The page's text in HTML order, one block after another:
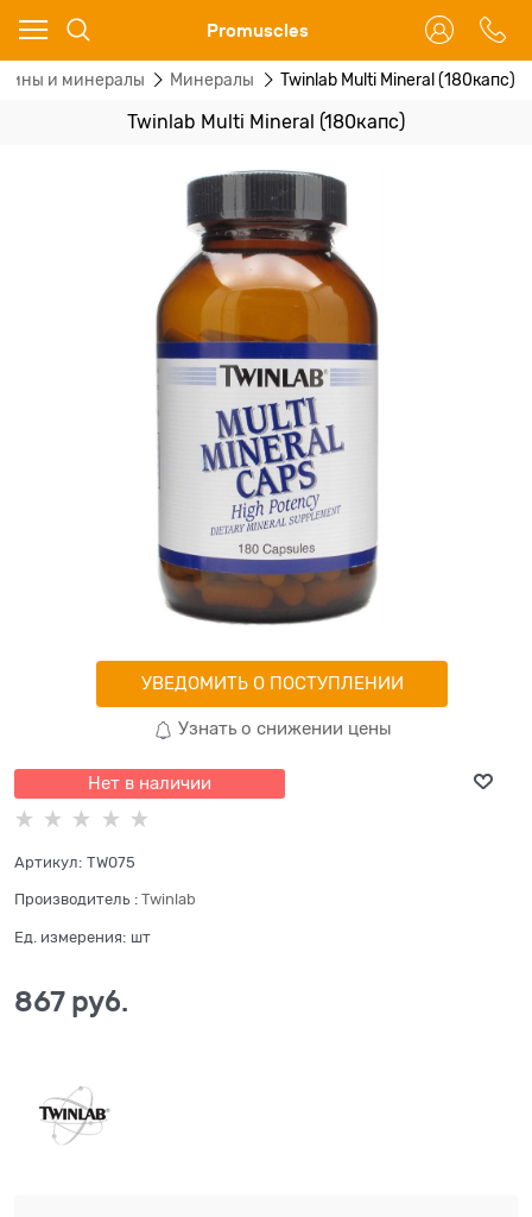
Promuscles
и минералы Минералы Twinlab Multi Mineral (180капс)
Twinlab Multi Mineral (180капс)
УВЕДОМИТЬ О ПОСТУПЛЕНИИ
Узнать о снижении цены
Нет в наличии
Артикул: TW075
Производитель : Twinlab
Ед. измерения: шт
867 руб.
Ваш город - Москва,
угадали?
ДА НЕТ